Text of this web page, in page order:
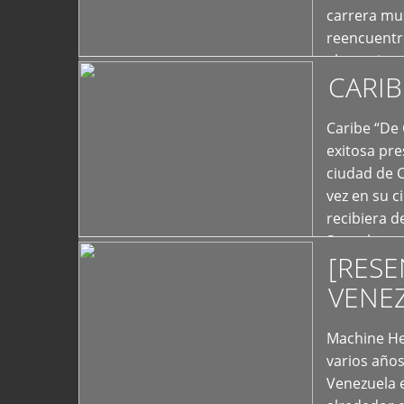
carrera
el exterior
Caribe
exitosa
ciudad de
vez en su
recibiera
Store los
Machine
varios
Venezuela